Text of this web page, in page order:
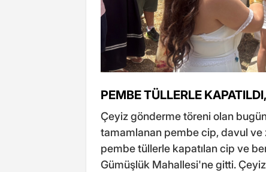
PEMBE TÜLLERLE
Çeyiz gönderme töreni olan
tamamlanan pembe cip, davul
pembe tüllerle kapatılan cip ve
Gümüşlük Mahallesi'ne gitti.